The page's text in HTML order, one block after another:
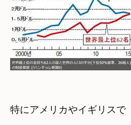
特にアメリカやイギリスで